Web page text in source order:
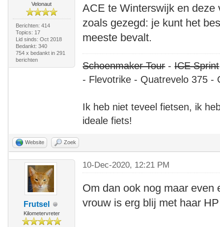
Velonaut
Berichten: 414
Topics: 17
Lid sinds: Oct 2018
Bedankt: 340
754 x bedankt in 291
berichten
ACE te Winterswijk en deze
zoals gezegd: je kunt het
meeste bevalt.
Schoenmaker Tour-ICE Sprint
- Flevotrike - Quatrevelo 375 -
Ik heb niet teveel fietsen, ik
ideale fiets!
Website Zoek
Frutsel
Kilometervreter
10-Dec-2020, 12:21 PM
Om dan ook nog maar even
vrouw is erg blij met haar